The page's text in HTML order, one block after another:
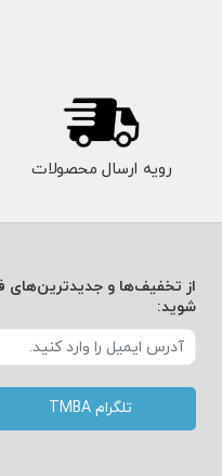
رویه ارسال محصولات
از تخفیف‌ها و جدیدترین‌های
شوید:
تلگرام TMBA